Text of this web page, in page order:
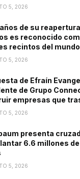
5, 2026
de su
es reconocido
recintos del
5, 2026
de Efraín
de Grupo
empresas que
5, 2026
presenta
6.6 millones
5, 2026